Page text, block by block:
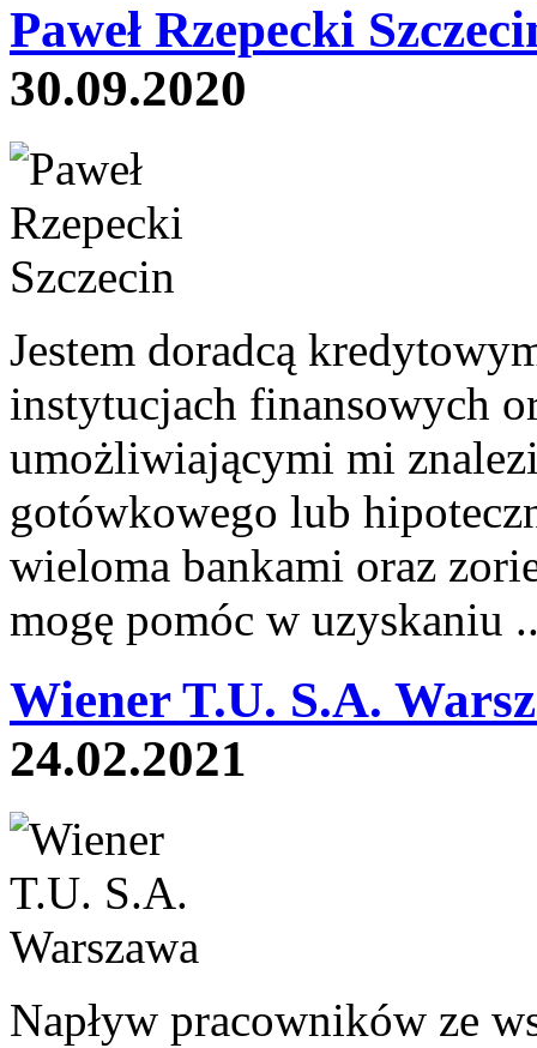
Paweł Rzepecki
30.09.2020
Jestem doradcą
instytucjach finansowych
umożliwiającymi mi
gotówkowego lub
wieloma bankami oraz
mogę pomóc w uzyskaniu
Wiener T.U. S.A.
24.02.2021
Napływ pracowników ze